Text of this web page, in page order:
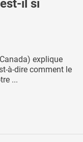
il si
explique
à-dire comment le
...